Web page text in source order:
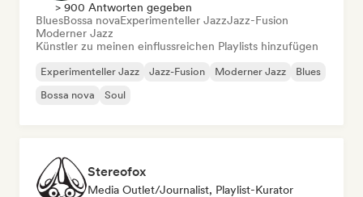
> 900 Antworten gegeben
BluesBossa novaExperimenteller JazzJazz-Fusion
Moderner Jazz
Künstler zu meinen einflussreichen Playlists hinzufügen
Experimenteller Jazz Jazz-Fusion Moderner Jazz
Blues
Bossa nova
Soul
Stereofox
Media Outlet/Journalist, Playlist-Kurator